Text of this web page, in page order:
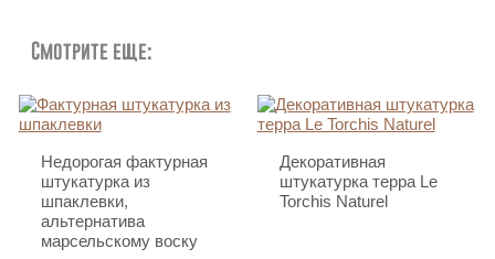
Смотрите еще:
Недорогая фактурная
штукатурка из
шпаклевки,
альтернатива
марсельскому воску
Декоративная
штукатурка терра Le
Torchis Naturel